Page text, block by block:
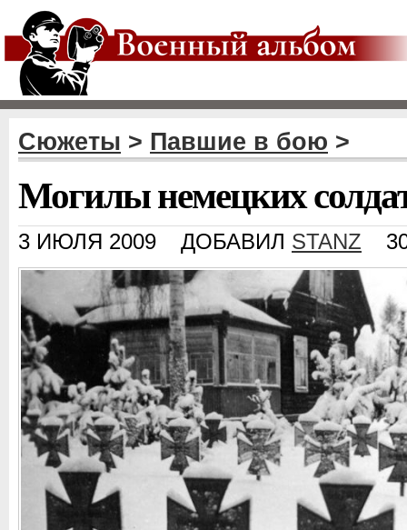
Сюжеты > Павшие в бою >
Могилы немецких
3 ИЮЛЯ 2009 ДОБАВИЛ STANZ